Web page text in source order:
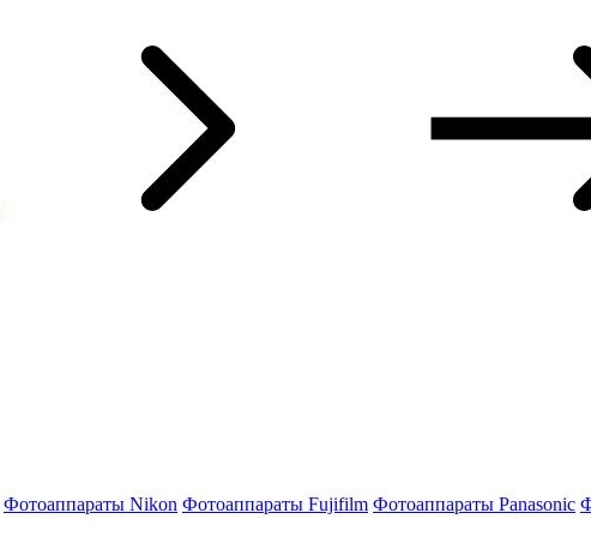
Фотоаппараты Nikon Фотоаппараты Fujifilm Фотоаппараты Panasonic